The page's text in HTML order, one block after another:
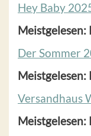
Hey Baby
Meistgelesen:
Der Sommer
Meistgelesen:
Versandhaus
Meistgelesen: